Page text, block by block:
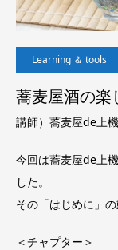
Learning ＆ tools
蕎麦屋酒の楽
講師）蕎麦屋de上
今回は蕎麦屋de上
した。
その「はじめに」
＜チャプター＞